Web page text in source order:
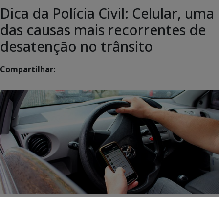
Dica da Polícia Civil: Celular, uma
das causas mais recorrentes de
desatenção no trânsito
Compartilhar: